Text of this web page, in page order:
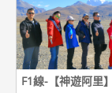
F1線-【神遊阿里